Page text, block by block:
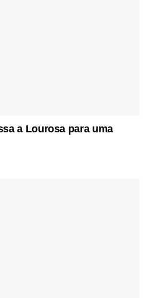
a Lourosa para uma